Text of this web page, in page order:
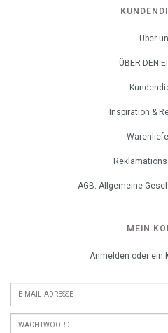
Über
ÜBER DEN
Inspiration &
AGB: Allgemeine
MEIN
Anmelden oder ein